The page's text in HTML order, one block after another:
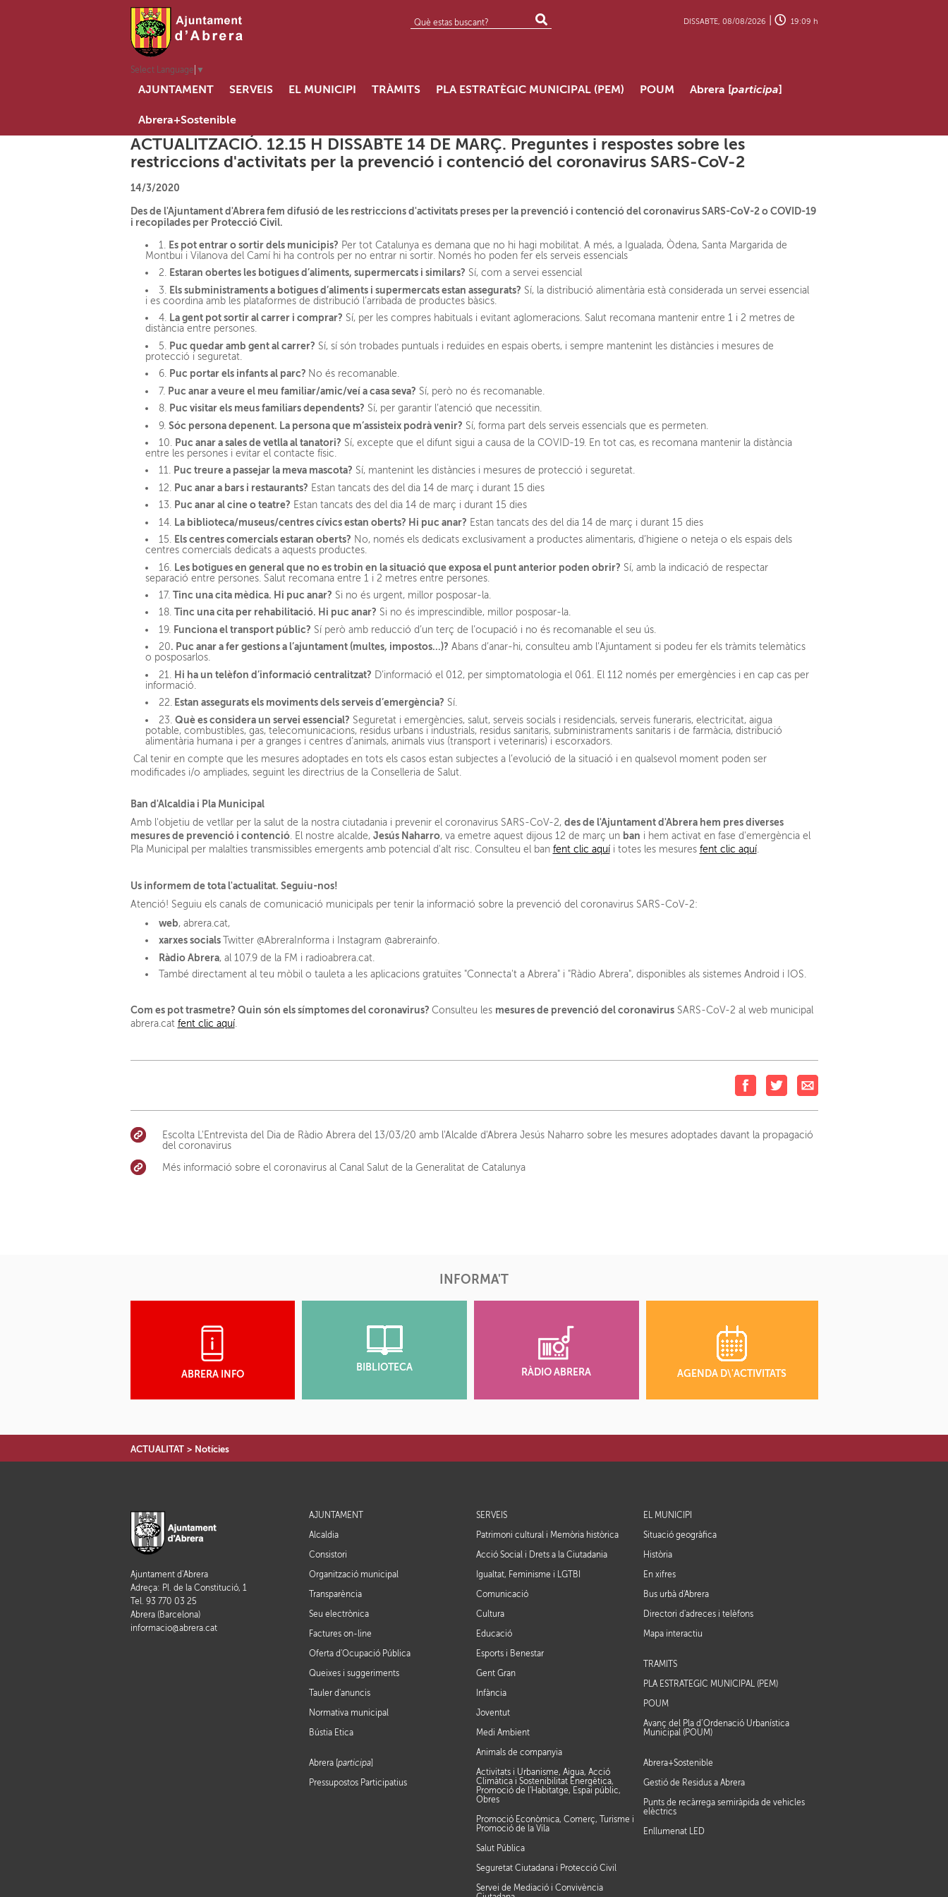
Select Language ▼
DISSABTE, 08/08/2026 | 19:09 h
AJUNTAMENT SERVEIS EL MUNICIPI TRÀMITS PLA ESTRATÈGIC MUNICIPAL (PEM) POUM Abrera [participa]
Abrera+Sostenible
ACTUALITZACIÓ. 12.15 H DISSABTE 14 DE MARÇ. Preguntes i respostes sobre les
restriccions d'activitats per la prevenció i contenció del coronavirus SARS-CoV-2
14/3/2020
Des de l'Ajuntament d'Abrera fem difusió de les restriccions d'activitats preses per la prevenció i contenció del coronavirus SARS-CoV-2 o COVID-19
i recopilades per Protecció Civil.
1. Es pot entrar o sortir dels municipis? Per tot Catalunya es demana que no hi hagi mobilitat. A més, a Igualada, Òdena, Santa Margarida de
Montbui i Vilanova del Camí hi ha controls per no entrar ni sortir. Només ho poden fer els serveis essencials
2. Estaran obertes les botigues d’aliments, supermercats i similars? Sí, com a servei essencial
3.
Els subministraments a botigues d’aliments i supermercats estan assegurats? Sí, la distribució alimentària està considerada un servei essencial
i es coordina amb les plataformes de distribució l’arribada de productes bàsics.
4. La gent pot sortir al carrer i comprar? Sí, per les compres habituals i evitant aglomeracions. Salut recomana mantenir entre 1 i 2 metres de
distància entre persones.
5.
Puc quedar amb gent al carrer? Sí, sí són trobades puntuals i reduïdes en espais oberts, i sempre mantenint les distàncies i mesures de
protecció i seguretat.
6. Puc portar els infants al parc? No és recomanable.
7. Puc anar a veure el meu familiar/amic/veí a casa seva? Sí, però no és recomanable.
8. Puc visitar els meus familiars dependents? Sí, per garantir l’atenció que necessitin.
9.Sóc persona depenent. La persona que m’assisteix podrà venir? Sí, forma part dels serveis essencials que es permeten.
10.
Puc anar a sales de vetlla al tanatori? Sí, excepte que el difunt sigui a causa de la COVID-19. En tot cas, es recomana mantenir la distància
entre les persones i evitar el contacte físic.
11. Puc treure a passejar la meva mascota? Sí, mantenint les distàncies i mesures de protecció i seguretat.
12.
Puc anar a bars i restaurants? Estan tancats des del dia 14 de març i durant 15 dies
13. Puc anar al cine o teatre? Estan tancats des del dia 14 de març i durant 15 dies
14.
La biblioteca/museus/centres cívics estan oberts? Hi puc anar? Estan tancats des del dia 14 de març i durant 15 dies
15. Els centres comercials estaran oberts? No, només els dedicats exclusivament a productes alimentaris, d’higiene o neteja o els espais dels
centres comercials dedicats a aquests productes.
16. Les botigues en general que no es trobin en la situació que exposa el punt anterior poden obrir? Sí, amb la indicació de respectar
separació entre persones. Salut recomana entre 1 i 2 metres entre persones.
17.Tinc una cita mèdica. Hi puc anar? Si no és urgent, millor posposar-la.
18.Tinc una cita per rehabilitació. Hi puc anar? Si no és imprescindible, millor posposar-la.
19. Funciona el transport públic? Sí però amb reducció d’un terç de l’ocupació i no és recomanable el seu ús.
20. Puc anar a fer gestions a l’ajuntament (multes, impostos...)? Abans d’anar-hi, consulteu amb l’Ajuntament si podeu fer els tràmits telemàtics
o posposarlos.
21.
Hi ha un telèfon d’informació centralitzat? D’informació el 012, per simptomatologia el 061. El 112 només per emergències i en cap cas per
informació.
22. Estan assegurats els moviments dels serveis d’emergència? Sí.
23.Què es considera un servei essencial? Seguretat i emergències, salut, serveis socials i residencials, serveis funeraris, electricitat, aigua
potable, combustibles, gas, telecomunicacions, residus urbans i industrials, residus sanitaris, subministraments sanitaris i de farmàcia, distribució
alimentària humana i per a granges i centres d’animals, animals vius (transport i veterinaris) i escorxadors.
Cal tenir en compte que les mesures adoptades en tots els casos estan subjectes a l’evolució de la situació i en qualsevol moment poden ser
modificades i/o ampliades, seguint les directrius de la Conselleria de Salut.
Ban d'Alcaldia i Pla Municipal
Amb l'objetiu de vetllar per la salut de la nostra ciutadania i prevenir el coronavirus SARS-CoV-2, des de l'Ajuntament d'Abrera hem pres diverses
mesures de prevenció i contenció. El nostre alcalde, Jesús Naharro, va emetre aquest dijous 12 de març un ban i hem activat en fase d'emergència el
Pla Municipal per malalties transmissibles emergents amb potencial d'alt risc. Consulteu el ban fent clic aquíi totes les mesures fent clic aquí.
Us informem de tota l'actualitat. Seguiu-nos!
Atenció! Seguiu els canals de comunicació municipals per tenir la informació sobre la prevenció del coronavirus SARS-CoV-2:
web, abrera.cat,
xarxes socials Twitter @AbreraInforma i Instagram @abrerainfo.
Ràdio Abrera, al 107.9 de la FM i radioabrera.cat.
També directament al teu mòbil o tauleta a les aplicacions gratuïtes "Connecta't a Abrera" i "Ràdio Abrera", disponibles als sistemes Android i IOS.
Com es pot trasmetre? Quin són els símptomes del coronavirus? Consulteu les mesures de prevenció del coronavirusSARS-CoV-2 al web municipal
abrera.cat fent clic aquí.
Escolta L'Entrevista del Dia de Ràdio Abrera del 13/03/20 amb l'Alcalde d'Abrera Jesús Naharro sobre les mesures adoptades davant la propagació
del coronavirus
Més informació sobre el coronavirus al Canal Salut de la Generalitat de Catalunya
INFORMA'T
ABRERA INFO
BIBLIOTECA RÀDIO ABRERA AGENDA D\'ACTIVITATS
ACTUALITAT > Notícies
Ajuntament d'Abrera
Adreça: Pl. de la Constitució, 1
Tel. 93 770 03 25
Abrera (Barcelona)
informacio@abrera.cat
AJUNTAMENT
Alcaldia
Consistori
Organització municipal
Transparència
Seu electrònica
Factures on-line
Oferta d'Ocupació Pública
Queixes i suggeriments
Tauler d'anuncis
Normativa municipal
Bústia Ètica
SERVEIS
Patrimoni cultural i Memòria històrica
Acció Social i Drets a la Ciutadania
Igualtat, Feminisme i LGTBI
Comunicació
Cultura
Educació
Esports i Benestar
Gent Gran
Infància
Joventut
Medi Ambient
Animals de companyia
Activitats i Urbanisme, Aigua, Acció
Climàtica i Sostenibilitat Energètica,
Promoció de l'Habitatge, Espai públic,
Obres
Promoció Econòmica, Comerç, Turisme i
Promoció de la Vila
Salut Pública
Seguretat Ciutadana i Protecció Civil
Servei de Mediació i Convivència
EL MUNICIPI
Situació geogràfica
Història
En xifres
Bus urbà d'Abrera
Directori d'adreces i telèfons
Mapa interactiu
TRÀMITS
PLA ESTRATÈGIC MUNICIPAL (PEM)
POUM
Avanç del Pla d’Ordenació Urbanística
Municipal (POUM)
Abrera [ participa
Pressupostos Participatius
Abrera+Sostenible
Gestió de Residus a Abrera
Punts de recàrrega semiràpida de vehicles
elèctrics
Enllumenat LED